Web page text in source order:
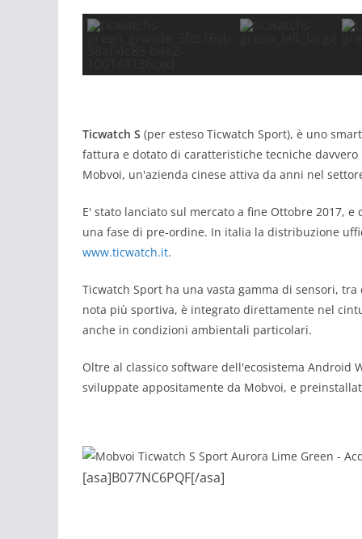
Ticwatch S (per esteso Ticwatch Sport), è uno
fattura e dotato di caratteristiche tecniche
Mobvoi, un'azienda cinese attiva da anni nel
E' stato lanciato sul mercato a fine Ottobre 2017,
una fase di pre-ordine. In italia la distribuzione
www.ticwatch.it.
Ticwatch Sport ha una vasta gamma di sensori, tra
nota più sportiva, è integrato direttamente nel
anche in condizioni ambientali particolari.
Oltre al classico software dell'ecosistema Android
sviluppate appositamente da Mobvoi, e
[asa]B077NC6PQF[/asa]